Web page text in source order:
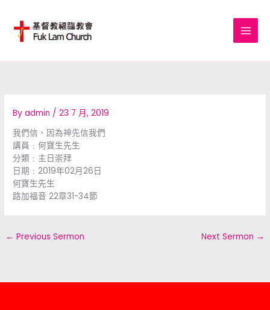
content
Byadmin /23 7 月, 2019
我們信、因為神先信我們
講員﹕何寶生先生
分類﹕主日崇拜
日期﹕2019年02月26日
何寶生先生
路加福音 22章31-34節
← Previous Sermon Next Sermon →